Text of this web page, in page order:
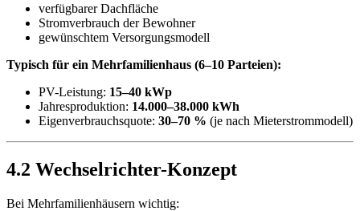
verfügbarer Dachfläche
Stromverbrauch der Bewohner
gewünschtem Versorgungsmodell
Typisch für ein Mehrfamilienhaus (6–10 Parteien):
PV-Leistung: 15–40 kWp
Jahresproduktion: 14.000–38.000 kWh
Eigenverbrauchsquote: 30–70 % (je nach Mieterstrommodell)
4.2 Wechselrichter-Konzept
Bei Mehrfamilienhäusern wichtig: